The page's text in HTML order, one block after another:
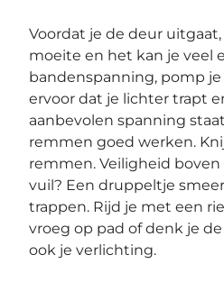
Voordat je de deur
moeite en het kan je veel
bandenspanning, pomp
ervoor dat je lichter trapt
aanbevolen spanning
remmen goed werken.
remmen. Veiligheid
vuil? Een druppeltje
trappen. Rijd je met een
vroeg op pad of denk je
ook je verlichting.